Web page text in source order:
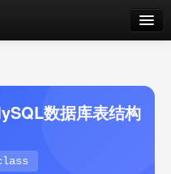
数据库表结构